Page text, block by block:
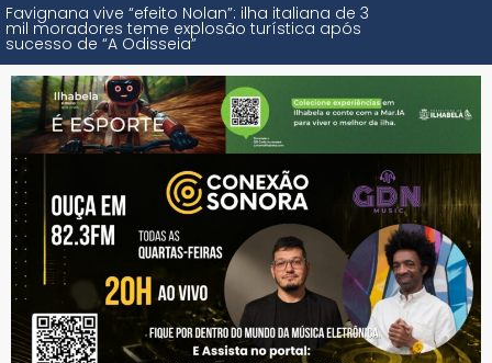
Favignana vive “efeito Nolan”: ilha italiana de 3
mil moradores teme explosão turística após
sucesso de “A Odisseia”